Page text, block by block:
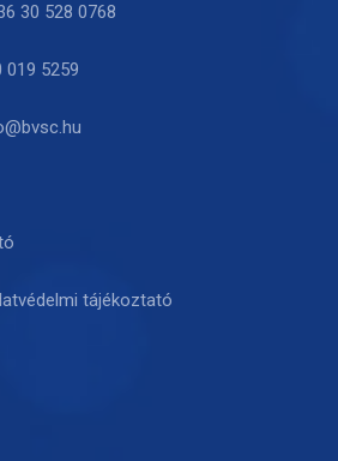
30 528 0768
019 5259
tájékoztató